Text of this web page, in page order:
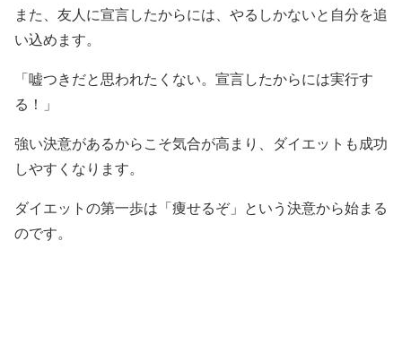
また、友人に宣言したからには、やるしかないと自分を追
い込めます。
「嘘つきだと思われたくない。宣言したからには実行す
る！」
強い決意があるからこそ気合が高まり、ダイエットも成功
しやすくなります。
ダイエットの第一歩は「痩せるぞ」という決意から始まる
のです。